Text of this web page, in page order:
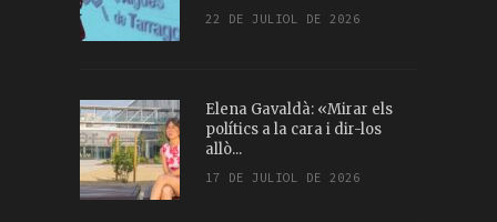
22 DE JULIOL DE 2026
Elena Gavaldà: «Mirar els
polítics a la cara i dir-los
allò...
17 DE JULIOL DE 2026